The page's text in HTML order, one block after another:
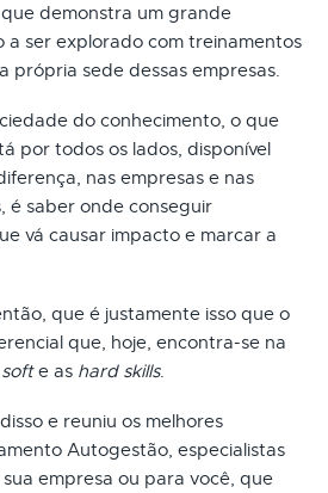
demonstra um grande
a ser explorado com treinamentos
própria sede dessas empresas.
do conhecimento, o que
por todos os lados, disponível
nas empresas e nas
é saber onde conseguir
vá causar impacto e marcar a
que é justamente isso que o
que, hoje, encontra-se na
softe as hard skills.
e reuniu os melhores
Autogestão, especialistas
empresa ou para você, que